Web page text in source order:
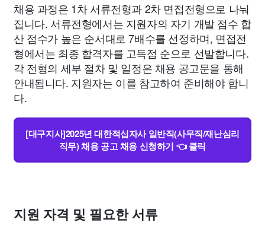
채용 과정은 1차 서류전형과 2차 면접전형으로 나눠
집니다. 서류전형에서는 지원자의 자기 개발 점수 합
산 점수가 높은 순서대로 7배수를 선정하며, 면접전
형에서는 최종 합격자를 고득점 순으로 선발합니다.
각 전형의 세부 절차 및 일정은 채용 공고문을 통해
안내됩니다. 지원자는 이를 참고하여 준비해야 합니
다.
[대구지사]2025년 대한적십자사 일반직(사무직/재난심리
직무) 채용 공고 채용 신청하기 👈 클릭
지원 자격 및 필요한 서류